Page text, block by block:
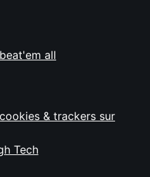
all
& trackers sur
Tech